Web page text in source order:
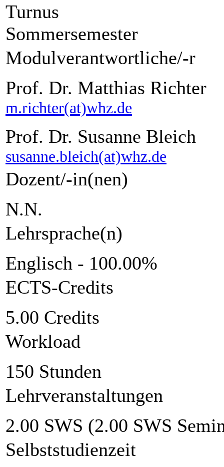
Turnus
Sommersemester
Modulverantwortliche/-r
Prof. Dr. Matthias Richter
m.richter(at)whz.de
Prof. Dr. Susanne Bleich
susanne.bleich(at)whz.de
Dozent/-in(nen)
N.N.
Lehrsprache(n)
Englisch - 100.00%
ECTS-Credits
5.00 Credits
Workload
150 Stunden
Lehrveranstaltungen
2.00 SWS (2.00 SWS
Selbststudienzeit